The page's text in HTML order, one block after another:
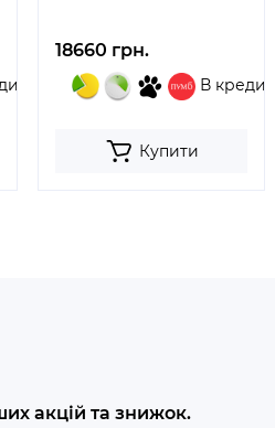
18660 грн.
В кредит
Купити
акцій та знижок.